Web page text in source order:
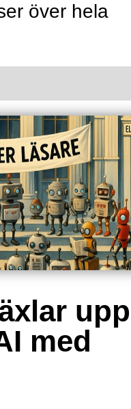
över hela
upp
med